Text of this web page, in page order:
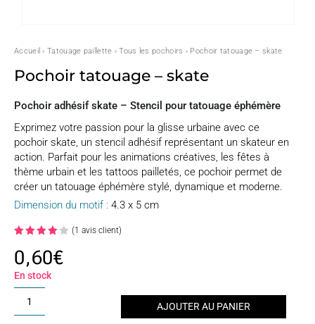
Accueil ›Tatouage paillette ›Tous les pochoirs › Pochoir tatouage – skate
Pochoir tatouage – skate
Pochoir adhésif skate – Stencil pour tatouage éphémère
Exprimez votre passion pour la glisse urbaine avec ce
pochoir skate, un stencil adhésif représentant un skateur en
action. Parfait pour les animations créatives, les fêtes à
thème urbain et les tattoos pailletés, ce pochoir permet de
créer un tatouage éphémère stylé, dynamique et moderne.
Dimension du motif : 4.3 x 5 cm
4.00
sur 5
basé
sur
notation
client
(1 avis client)
0,60€
En stock
de
AJOUTER AU PANIER